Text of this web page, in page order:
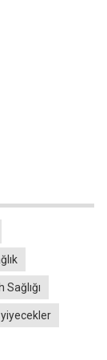
Sağlığı
yiyecekler